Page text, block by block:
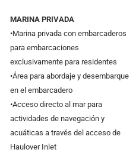
MARINA PRIVADA
•Marina privada con embarcaderos
para embarcaciones
exclusivamente para residentes
•Área para abordaje y desembarque
en el embarcadero
•Acceso directo al mar para
actividades de navegación y
acuáticas a través del acceso de
Haulover Inlet